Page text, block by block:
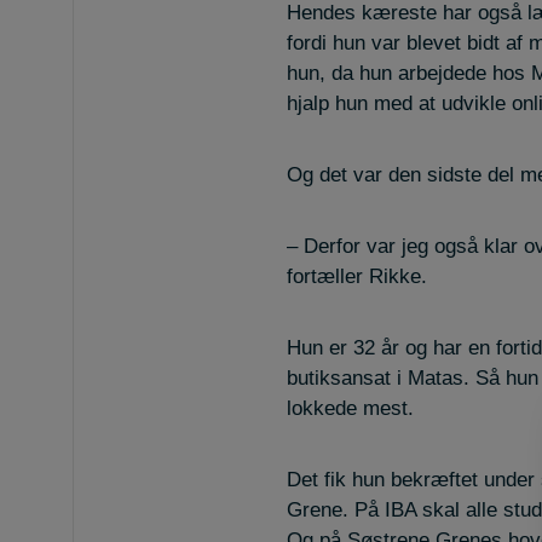
Hendes kæreste har også
fordi hun var blevet bidt af
hun, da hun arbejdede hos
hjalp hun med at udvikle
Og det var den sidste del
– Derfor var jeg også klar
fortæller Rikke.
Hun er 32 år og har en
butiksansat i Matas. Så
lokkede mest.
Det fik hun bekræftet under
Grene. På IBA skal alle